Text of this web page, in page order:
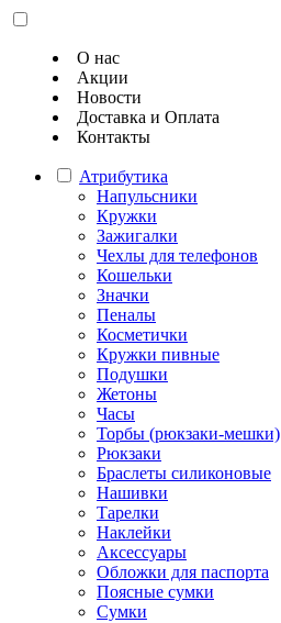
О нас
Акции
Новости
Доставка и Оплата
Контакты
Атрибутика
Напульсники
Кружки
Зажигалки
Чехлы для телефонов
Кошельки
Значки
Пеналы
Косметички
Кружки пивные
Подушки
Жетоны
Часы
Торбы (рюкзаки-мешки)
Рюкзаки
Браслеты силиконовые
Нашивки
Тарелки
Наклейки
Аксессуары
Обложки для паспорта
Поясные сумки
Сумки